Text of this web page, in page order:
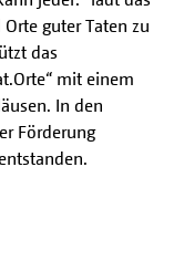
guter Taten zu
das
mit einem
In den
Förderung